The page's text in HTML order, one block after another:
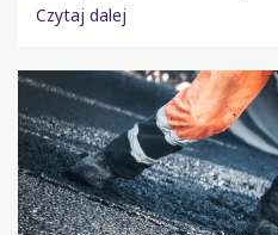
Czytaj dalej